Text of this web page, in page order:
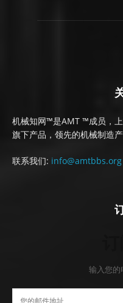
机械知网™是AMT ™成员，
旗下产品，领先的机械制造
联系我们: info@amtbbs.org
输入您的